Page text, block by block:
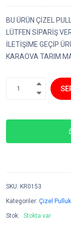
BU ÜRÜN ÇİZEL
LÜTFEN SİPARİŞ
İLETİŞİME GEÇİP
KARAOVA TARIM
1
SKU: KR0153
Kategoriler: Çizel
Stok: Stokta var